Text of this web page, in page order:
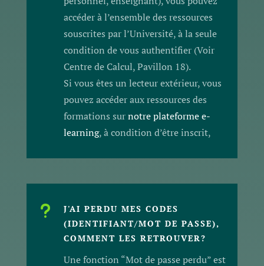
accéder à l’ensemble des ressources
souscrites par l’Université, à la seule
condition de vous authentifier (Voir
Centre de Calcul, Pavillon 18).
Si vous êtes un lecteur extérieur, vous
pouvez accéder aux ressources des
formations surnotre plateforme e-
learning, à condition d’être inscrit,
u
J'AI PERDU MES CODES
(IDENTIFIANT/MOT DE PASSE),
COMMENT LES RETROUVER?
Une fonction “Mot de passe perdu” est